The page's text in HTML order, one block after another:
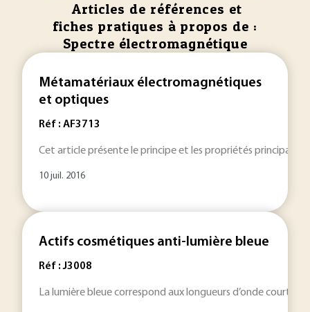
Articles de références et
fiches pratiques à propos de :
Spectre électromagnétique
Métamatériaux électromagnétiques
et optiques
Réf : AF3713
Cet article présente le principe et les propriétés principales
10 juil. 2016
Actifs cosmétiques anti-lumière bleue
Réf : J3008
La lumière bleue correspond aux longueurs d’onde